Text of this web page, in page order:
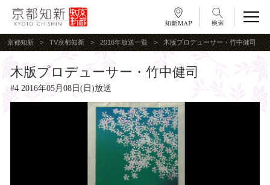
京都知新 TV京都知新 2016年放送一覧 木版プロデューサー・竹中健司
木版プロデューサー・竹中健司
#4 2016年05月08日(日)放送